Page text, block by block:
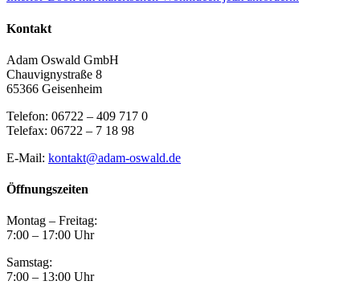
Kontakt
Adam Oswald GmbH
Chauvignystraße 8
65366 Geisenheim
Telefon: 06722 – 409 717 0
Telefax: 06722 – 7 18 98
E-Mail: kontakt@adam-oswald.de
Öffnungszeiten
Montag – Freitag:
7:00 – 17:00 Uhr
Samstag:
7:00 – 13:00 Uhr